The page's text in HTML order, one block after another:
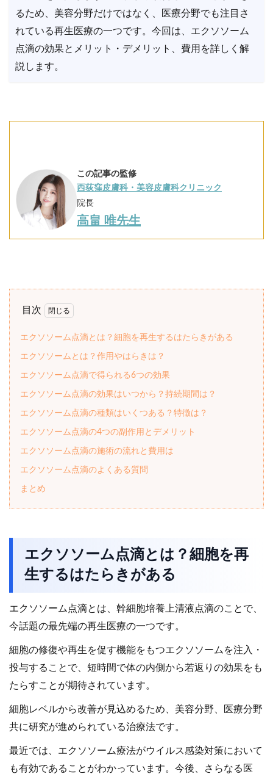
るため、美容分野だけではなく、医療分野でも注目さ
れている再生医療の一つです。今回は、エクソソーム
点滴の効果とメリット・デメリット、費用を詳しく解
説します。
この記事の監修
西荻窪皮膚科・美容皮膚科クリニック
院長
高畠 唯先生
目次
エクソソーム点滴とは？細胞を再生するはたらきがある
エクソソームとは？作用やはらきは？
エクソソーム点滴で得られる6つの効果
エクソソーム点滴の効果はいつから？持続期間は？
エクソソーム点滴の種類はいくつある？特徴は？
エクソソーム点滴の4つの副作用とデメリット
エクソソーム点滴の施術の流れと費用は
エクソソーム点滴のよくある質問
まとめ
エクソソーム点滴とは？細胞を再
生するはたらきがある
エクソソーム点滴とは、幹細胞培養上清液点滴のことで、
今話題の最先端の再生医療の一つです。
細胞の修復や再生を促す機能をもつエクソソームを注入・
投与することで、短時間で体の内側から若返りの効果をも
たらすことが期待されています。
細胞レベルから改善が見込めるため、美容分野、医療分野
共に研究が進められている治療法です。
最近では、エクソソーム療法がウイルス感染対策において
も有効であることがわかっています。今後、さらなる医